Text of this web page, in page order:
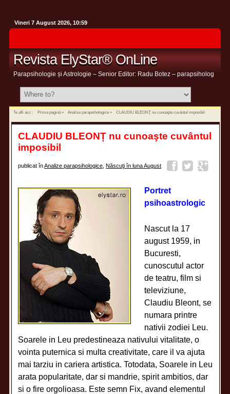
Vineri 7 August 2026, 10:59
Revista ElyStar® OnLine
Parapsihologie și Astrologie – Senior Editor: Radu Botez – parapsiholog
Te afli aici : Prima pagină» Analize parapsihologice» CLAUDIU BLEONȚ nu cunoaşte cuvântul imposibil
CLAUDIU BLEONȚ nu cunoaşte cuvântul
imposibil
publicat înAnalize parapsihologice ,Născuţi în luna August
Portret
psihoastrologic
Nascut la 17
august 1959, in
Bucuresti,
cunoscutul actor
de teatru, film si
televiziune,
Claudiu Bleont, se
numara printre
nativii zodiei Leu.
Soarele in Leu predestineaza nativului vitalitate, o
vointa puternica si multa creativitate, care il va ajuta
mai tarziu in cariera artistica. Totodata, Soarele in Leu
arata popularitate, dar si mandrie, spirit ambitios, dar
si o fire orgolioasa. Este semn Fix, avand elementul